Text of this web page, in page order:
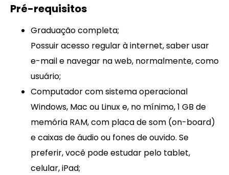
Pré-requisitos
Graduação completa;
Possuir acesso regular à internet, saber usar
e-mail e navegar na web, normalmente, como
usuário;
Computador com sistema operacional
Windows, Mac ou Linux e, no mínimo, 1 GB de
memória RAM, com placa de som (on-board)
e caixas de áudio ou fones de ouvido. Se
preferir, você pode estudar pelo tablet,
celular, iPad;